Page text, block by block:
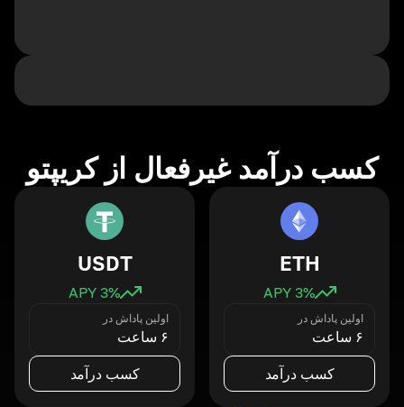
کسب درآمد غیرفعال از کریپتو
ETH
3% APY
اولین پاداش در
۶ ساعت
کسب درآمد
USDT
3% APY
اولین پاداش در
۶ ساعت
کسب درآمد